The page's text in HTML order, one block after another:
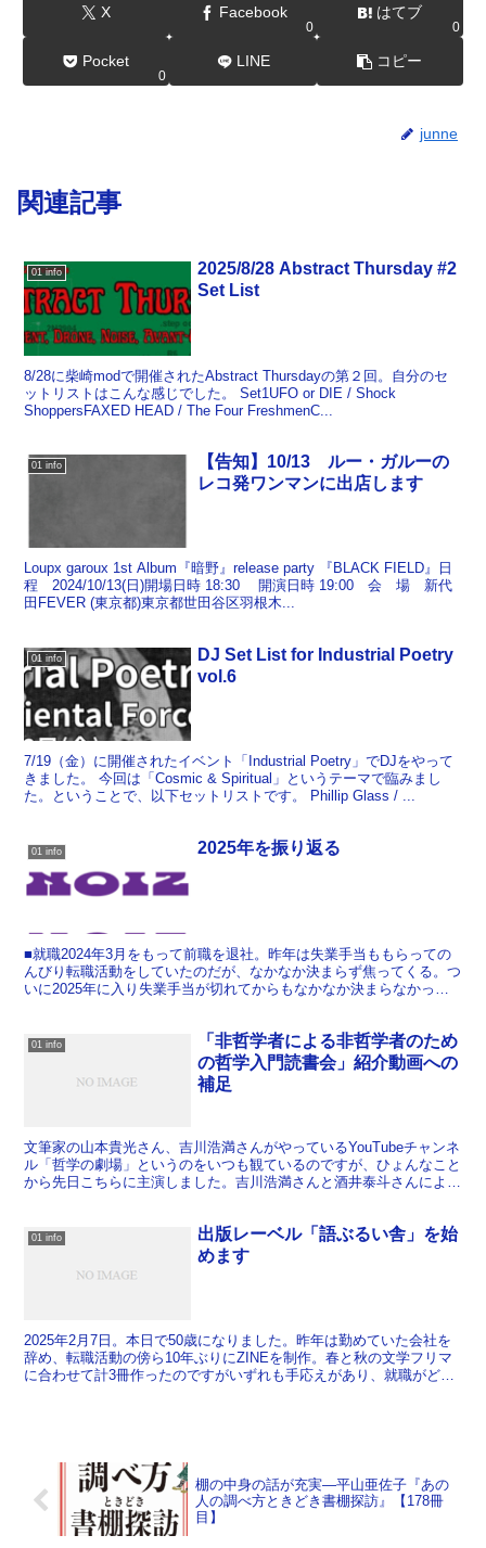
X Facebook
0
はてブ
0
Pocket
0
LINE コピー
junne
関連記事
01 info
2025/8/28 Abstract Thursday #2
Set List
8/28に柴崎modで開催されたAbstract Thursdayの第２回。自分のセ
ットリストはこんな感じでした。 Set1UFO or DIE / Shock
ShoppersFAXED HEAD / The Four FreshmenC...
01 info
【告知】10/13 ルー・ガルーの
レコ発ワンマンに出店します
Loupx garoux 1st Album『暗野』release party 『BLACK FIELD』日
程 2024/10/13(日)開場日時 18:30 開演日時 19:00 会 場 新代
田FEVER (東京都)東京都世田谷区羽根木...
01 info
DJ Set List for Industrial Poetry
vol.6
7/19（金）に開催されたイベント「Industrial Poetry」でDJをやって
きました。 今回は「Cosmic & Spiritual」というテーマで臨みまし
た。ということで、以下セットリストです。 Phillip Glass / ...
01 info 2025年を振り返る
■就職2024年3月をもって前職を退社。昨年は失業手当ももらっての
んびり転職活動をしていたのだが、なかなか決まらず焦ってくる。つ
いに2025年に入り失業手当が切れてからもなかなか決まらなかった
01 info
「非哲学者による非哲学者のため
の哲学入門読書会」紹介動画への
補足
文筆家の山本貴光さん、吉川浩満さんがやっているYouTubeチャンネ
ル「哲学の劇場」というのをいつも観ているのですが、ひょんなこと
から先日こちらに主演しました。吉川浩満さんと酒井泰斗さんによる
01 info
出版レーベル「語ぶるい舎」を始
めます
2025年2月7日。本日で50歳になりました。昨年は勤めていた会社を
辞め、転職活動の傍ら10年ぶりにZINEを制作。春と秋の文学フリマ
に合わせて計3冊作ったのですがいずれも手応えがあり、就職がどう
棚の中身の話が充実―平山亜佐子『あの
人の調べ方ときどき書棚探訪』【178冊
目】